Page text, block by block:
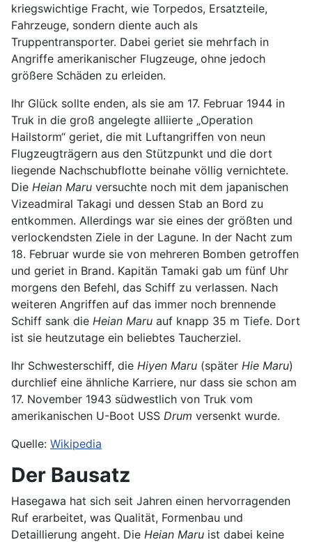
kriegswichtige Fracht, wie Torpedos, Ersatzteile,
Fahrzeuge, sondern diente auch als
Truppentransporter. Dabei geriet sie mehrfach in
Angriffe amerikanischer Flugzeuge, ohne jedoch
größere Schäden zu erleiden.
Ihr Glück sollte enden, als sie am 17. Februar 1944 in
Truk in die groß angelegte alliierte „Operation
Hailstorm“ geriet, die mit Luftangriffen von neun
Flugzeugträgern aus den Stützpunkt und die dort
liegende Nachschubflotte beinahe völlig vernichtete.
Die Heian Maru versuchte noch mit dem japanischen
Vizeadmiral Takagi und dessen Stab an Bord zu
entkommen. Allerdings war sie eines der größten und
verlockendsten Ziele in der Lagune. In der Nacht zum
18. Februar wurde sie von mehreren Bomben getroffen
und geriet in Brand. Kapitän Tamaki gab um fünf Uhr
morgens den Befehl, das Schiff zu verlassen. Nach
weiteren Angriffen auf das immer noch brennende
Schiff sank die Heian Maru auf knapp 35 m Tiefe. Dort
ist sie heutzutage ein beliebtes Taucherziel.
Ihr Schwesterschiff, die Hiyen Maru (später Hie Maru)
durchlief eine ähnliche Karriere, nur dass sie schon am
17. November 1943 südwestlich von Truk vom
amerikanischen U-Boot USS Drum versenkt wurde.
Quelle: Wikipedia
Der Bausatz
Hasegawa hat sich seit Jahren einen hervorragenden
Ruf erarbeitet, was Qualität, Formenbau und
Detaillierung angeht. Die Heian Maru ist dabei keine